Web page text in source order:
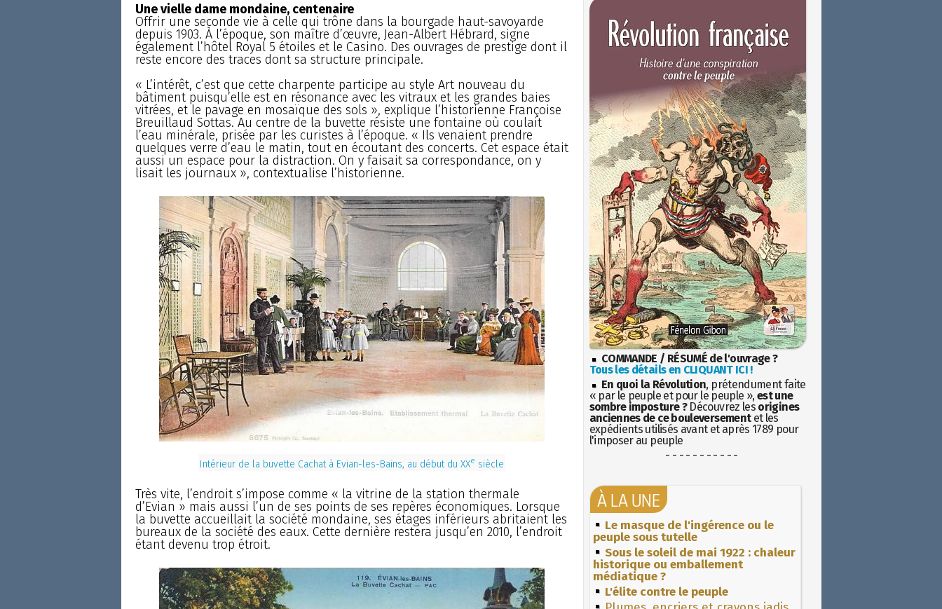
Une vielle dame mondaine, centenaire
Offrir une seconde vie à celle qui trône dans la bourgade haut-savoyarde
depuis 1903. À l’époque, son maître d’œuvre, Jean-Albert Hébrard, signe
également l’hôtel Royal 5 étoiles et le Casino. Des ouvrages de prestige dont il
reste encore des traces dont sa structure principale.
« L’intérêt, c’est que cette charpente participe au style Art nouveau du
bâtiment puisqu’elle est en résonance avec les vitraux et les grandes baies
vitrées, et le pavage en mosaïque des sols », explique l’historienne Françoise
Breuillaud Sottas. Au centre de la buvette résiste une fontaine où coulait
l’eau minérale, prisée par les curistes à l’époque. « Ils venaient prendre
quelques verre d’eau le matin, tout en écoutant des concerts. Cet espace était
aussi un espace pour la distraction. On y faisait sa correspondance, on y
lisait les journaux », contextualise l’historienne.
Intérieur de la buvette Cachat à Evian-les-Bains, au début du XXe siècle
Très vite, l’endroit s’impose comme « la vitrine de la station thermale
d’Evian » mais aussi l’un de ses points de ses repères économiques. Lorsque
la buvette accueillait la société mondaine, ses étages inférieurs abritaient les
bureaux de la société des eaux. Cette dernière restera jusqu’en 2010, l’endroit
étant devenu trop étroit.
COMMANDE / RÉSUMÉ de l'ouvrage ?
Tous les détails en CLIQUANT ICI !
En quoi la Révolution, prétendument faite
« par le peuple et pour le peuple », est une
sombre imposture ?Découvrez les origines
anciennes de ce bouleversementet les
expédients utilisés avant et après 1789 pour
l'imposer au peuple
- - - - - - - - - - -
À LA UNE
Le masque de l'ingérence ou le
peuple sous tutelle
Sous le soleil de mai 1922 : chaleur
historique ou emballement
médiatique ?
L'élite contre le peuple